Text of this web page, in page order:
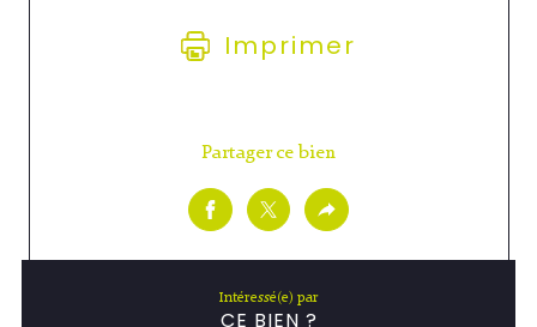
Imprimer
Partager ce bien
Intéressé(e) par
CE BIEN ?